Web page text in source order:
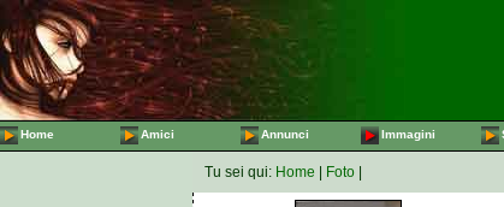
Home Amici Annunci Immagini
Tu sei qui: Home Foto